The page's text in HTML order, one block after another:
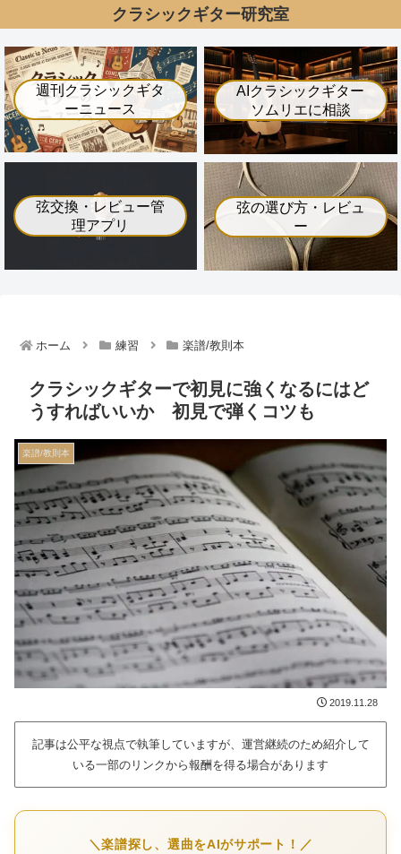
クラシックギター研究室
週刊クラシックギタ
ーニュース
AIクラシックギター
ソムリエに相談
弦交換・レビュー管
理アプリ
弦の選び方・レビュ
ー
ホーム 練習 楽譜/教則本
クラシックギターで初見に強くなるにはど
うすればいいか 初見で弾くコツも
楽譜/教則本
2019.11.28
記事は公平な視点で執筆していますが、運営継続のため紹介して
いる一部のリンクから報酬を得る場合があります
＼楽譜探し、選曲をAIがサポート！／